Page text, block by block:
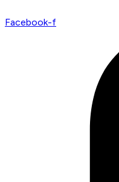
Facebook-f